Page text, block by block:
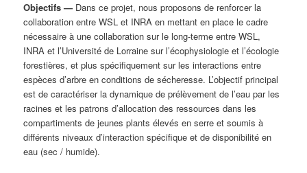
Objectifs — Dans ce projet, nous proposons de renforcer la
collaboration entre WSL et INRA en mettant en place le cadre
nécessaire à une collaboration sur le long-terme entre WSL,
INRA et l’Université de Lorraine sur l’écophysiologie et l’écologie
forestières, et plus spécifiquement sur les interactions entre
espèces d’arbre en conditions de sécheresse. L’objectif principal
est de caractériser la dynamique de prélèvement de l’eau par les
racines et les patrons d’allocation des ressources dans les
compartiments de jeunes plants élevés en serre et soumis à
différents niveaux d’interaction spécifique et de disponibilité en
eau (sec / humide).